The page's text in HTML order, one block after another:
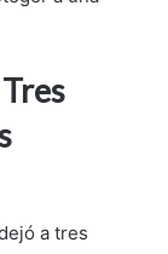
a tres